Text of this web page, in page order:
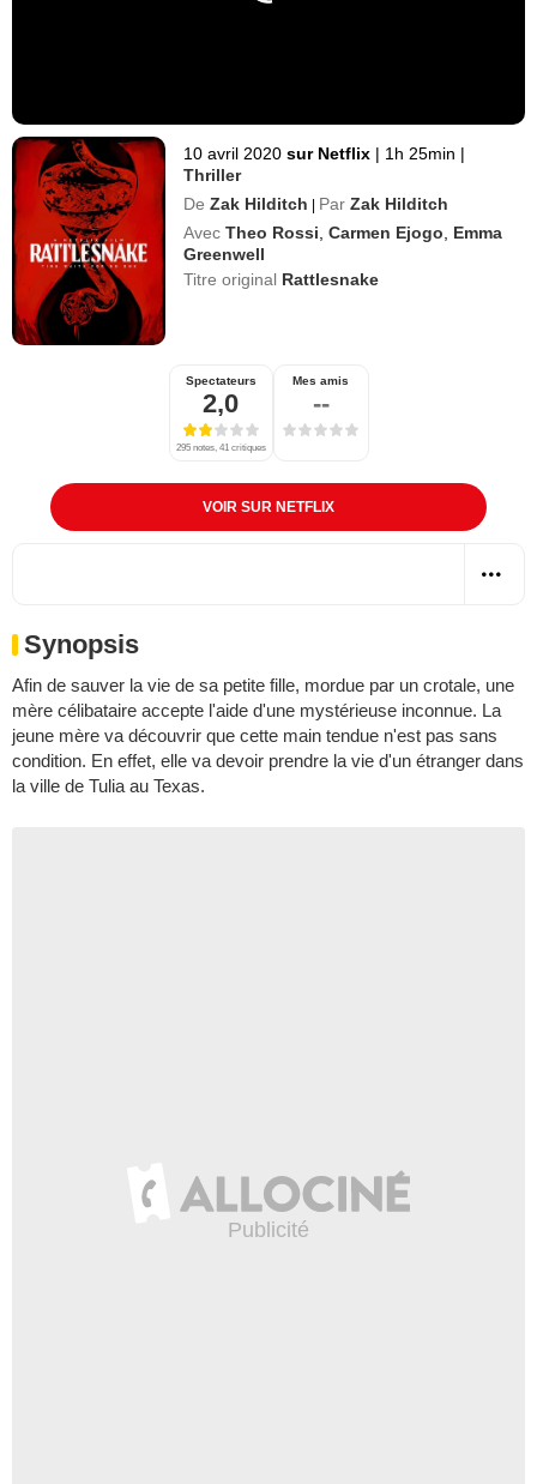
10 avril 2020 sur Netflix | 1h 25min |
Thriller
De Zak Hilditch | Par Zak Hilditch
Avec Theo Rossi ,Carmen Ejogo
Emma
Greenwell
Titre original Rattlesnake
Spectateurs
2,0
295 notes, 41 critiques
Mes amis
--
VOIR SUR NETFLIX
Synopsis
Afin de sauver la vie de sa petite fille, mordue par un crotale, une
mère célibataire accepte l'aide d'une mystérieuse inconnue. La
jeune mère va découvrir que cette main tendue n'est pas sans
condition. En effet, elle va devoir prendre la vie d'un étranger dans
la ville de Tulia au Texas.